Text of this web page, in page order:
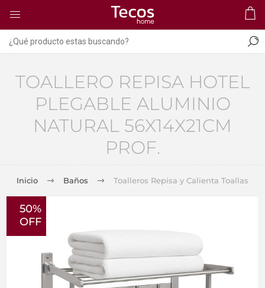
TOALLERO REPISA HOTEL
PLEGABLE ALUMINIO
NATURAL 56X14X21CM
PROF.
Inicio Baños Toalleros Repisa y Calienta Toallas
50%
OFF